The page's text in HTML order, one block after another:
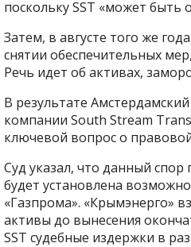
поскольку SST «может быть
Затем, в августе того же
снятии обеспечительных
Речь идет об активах,
В результате
компании South Stream
ключевой вопрос о
Суд указал, что данный
будет установлена
«Газпрома». «Крымэнерго»
активы до вынесения
SST судебные издержки в